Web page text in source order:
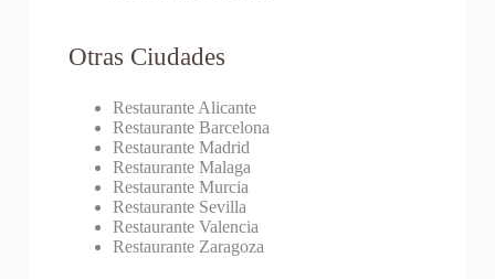
Otras Ciudades
Restaurante Alicante
Restaurante Barcelona
Restaurante Madrid
Restaurante Malaga
Restaurante Murcia
Restaurante Sevilla
Restaurante Valencia
Restaurante Zaragoza